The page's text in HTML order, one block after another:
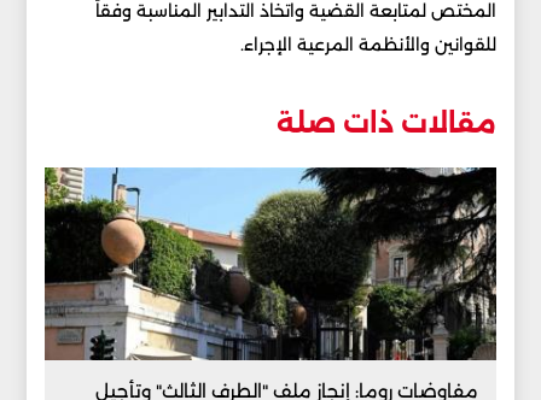
المختص لمتابعة القضية واتخاذ التدابير المناسبة وفقاً
للقوانين والأنظمة المرعية الإجراء.
مقالات ذات صلة
مفاوضات روما: إنجاز ملف "الطرف الثالث" وتأجيل